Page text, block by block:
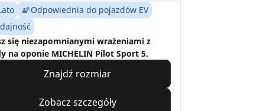
Odpowiednia do pojazdów EV
się niezapomnianymi wrażeniami z
na oponie MICHELIN Pilot Sport 5.
Znajdź rozmiar
Zobacz szczegóły